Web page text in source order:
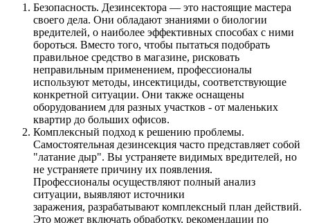
Безопасность. Дезинсектора — это настоящие мастера
своего дела. Они обладают знаниями о биологии
вредителей, о наиболее эффективных способах с ними
бороться. Вместо того, чтобы пытаться подобрать
правильное средство в магазине, рисковать
неправильным применением, профессионалы
используют методы, инсектициды, соответствующие
конкретной ситуации. Они также оснащены
оборудованием для разных участков - от маленьких
квартир до больших офисов.
Комплексный подход к решению проблемы.
Самостоятельная дезинсекция часто представляет собой
"латание дыр". Вы устраняете видимых вредителей, но
не устраняете причину их появления.
Профессионалы осуществляют полный анализ
ситуации, выявляют источники
заражения, разрабатывают комплексный план действий.
Это может включать обработку, рекомендации по